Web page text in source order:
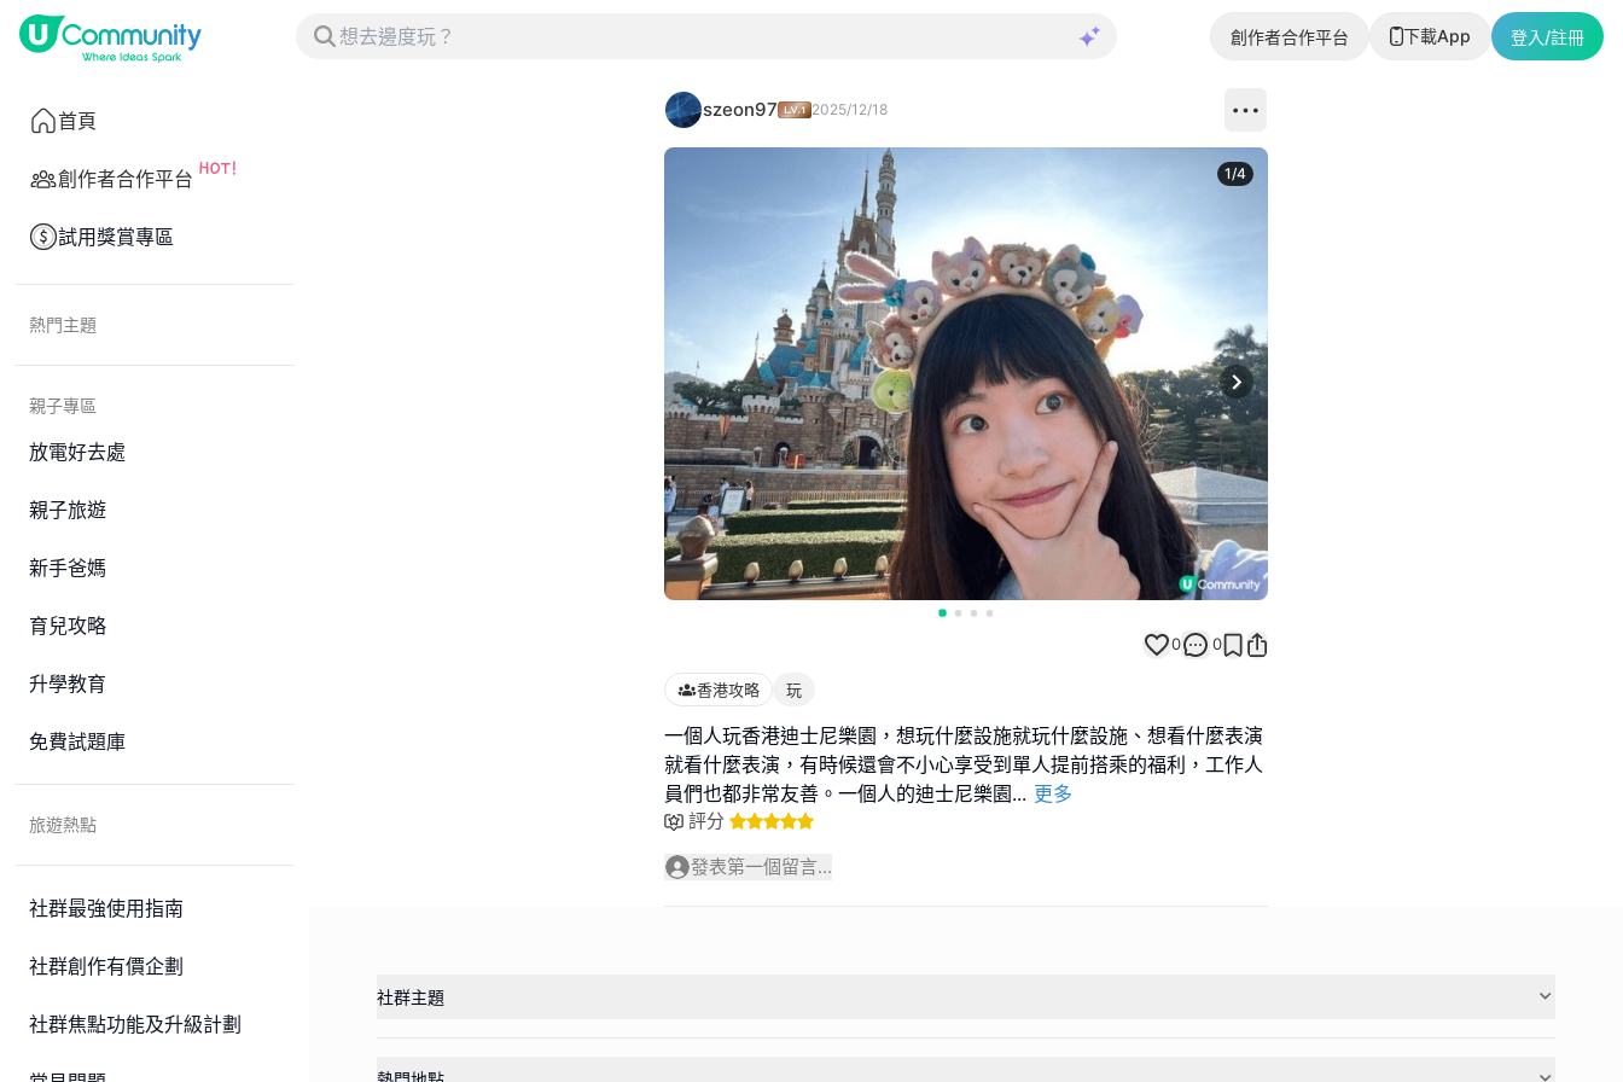
創作者合作平台 下載App 登入/註冊
首頁
創作者合作平台
試用獎賞專區
熱門主題
親子專區
放電好去處
親子旅遊
新手爸媽
育兒攻略
升學教育
免費試題庫
旅遊熱點
社群最強使用指南
社群創作有價企劃
社群焦點功能及升級計劃
szeon97 2025/12/18
Next slide
1/4
0 0
香港攻略 玩
一個人玩香港迪士尼樂園，想玩什麼設施就玩什麼設施、想看什麼表演
就看什麼表演，有時候還會不小心享受到單人提前搭乘的福利，工作人
員們也都非常友善。一個人的迪士尼樂園... 更多
評分
發表第一個留言...
社群主題